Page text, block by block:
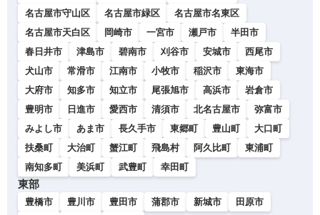
名古屋市守山区
名古屋市緑区
名古屋市名東区
名古屋市天白区
岡崎市 一宮市 瀬戸市
半田市
春日井市
津島市 碧南市 刈谷市 安城市
西尾市
犬山市
常滑市 江南市 小牧市 稲沢市
東海市
大府市
知多市 知立市 尾張旭市 高浜市
岩倉市
豊明市
日進市 愛西市 清須市 北名古屋市
弥富市
みよし市
あま市 長久手市 東郷町 豊山町
大口町
扶桑町
大治町 蟹江町 飛島村 阿久比町
東浦町
南知多町
美浜町 武豊町 幸田町
東部
豊橋市 豊川市 豊田市 蒲郡市 新城市
田原市